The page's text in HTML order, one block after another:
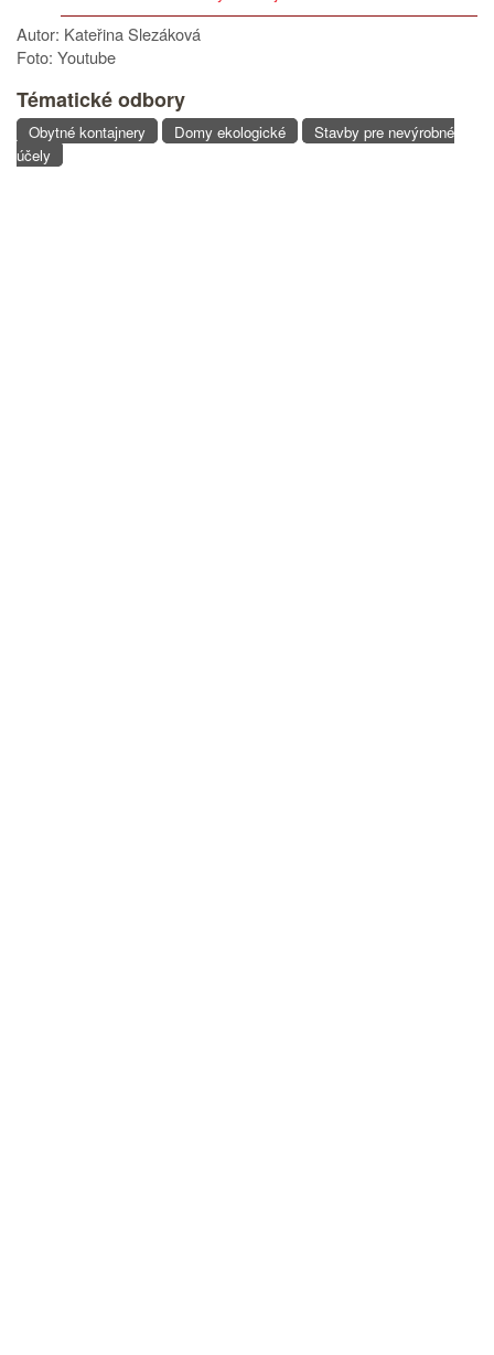
Autor: Kateřina Slezáková
Foto: Youtube
Tématické odbory
Obytné kontajnery Domy ekologické
Stavby pre nevýrobné
účely